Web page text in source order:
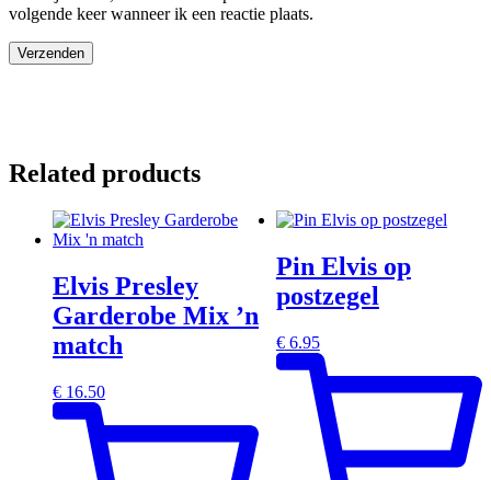
volgende keer wanneer ik een reactie plaats.
Related products
Elvis Presley
Garderobe Mix ’n
match
€ 16.50
Pin Elvis op
postzegel
€6.95